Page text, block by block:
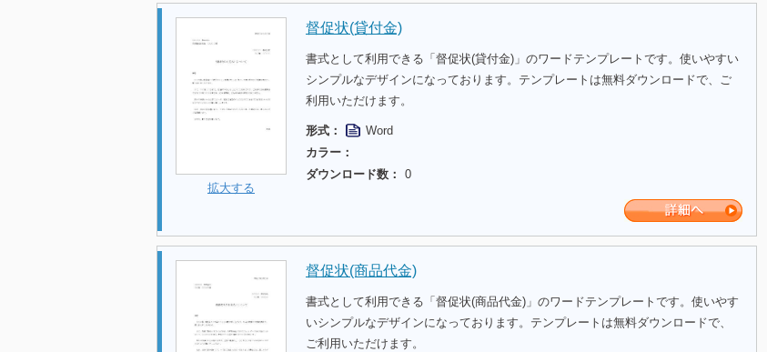
拡大する
督促状(貸付金)
書式として利用できる「督促状(貸付金)」のワードテンプレートです。使いやすい
シンプルなデザインになっております。テンプレートは無料ダウンロードで、ご
利用いただけます。
形式：
Word
カラー：
ダウンロード数：
0
督促状(商品代金)
書式として利用できる「督促状(商品代金)」のワードテンプレートです。使いやす
いシンプルなデザインになっております。テンプレートは無料ダウンロードで、
ご利用いただけます。